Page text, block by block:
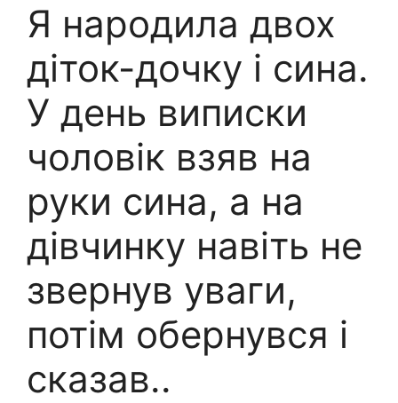
Я народила двох
діток-дочку і сина.
У день виписки
чоловік взяв на
руки сина, а на
дівчинку навіть не
звернув уваги,
потім обернувся і
сказав..